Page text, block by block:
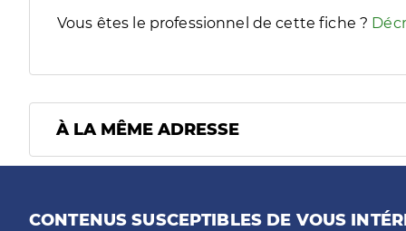
Vous êtes le professionnel de cette fiche ?
À LA MÊME ADRESSE
CONTENUS SUSCEPTIBLES DE VOUS